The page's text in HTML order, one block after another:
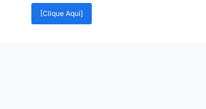
[Clique Aqui]